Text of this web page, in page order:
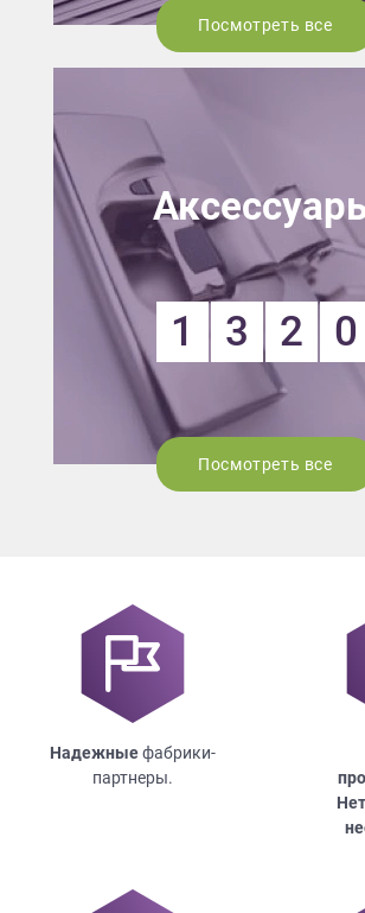
Посмотреть все
1 3 2 0
Посмотреть все
Надежныефабрики-
партнеры.